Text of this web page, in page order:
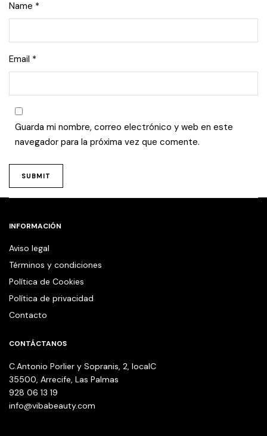
Name *
Email *
Guarda mi nombre, correo electrónico y web en este
navegador para la próxima vez que comente.
INFORMACIÓN
Aviso legal
Términos y condiciones
Política de Cookies
Política de privacidad
Contacto
CONTÁCTANOS
C.Antonio Porlier y Sopranis, 2, localC
35500, Arrecife, Las Palmas
928 06 13 19
info@vibabeauty.com